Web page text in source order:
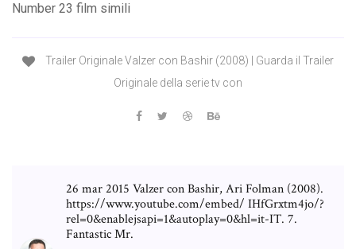
Number 23 film simili
Trailer Originale Valzer con Bashir (2008) | Guarda il Trailer
Originale della serie tv con
26 mar 2015 Valzer con Bashir, Ari Folman (2008).
https://www.youtube.com/embed/ IHfGrxtm4jo/?
rel=0&enablejsapi=1&autoplay=0&hl=it-IT. 7.
Fantastic Mr.